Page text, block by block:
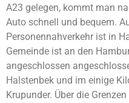
A23 gelegen, kommt man
Auto schnell und bequem.
Personennahverkehr ist in
Gemeinde ist an den
angeschlossen
Halstenbek und im einige
Krupunder. Über die